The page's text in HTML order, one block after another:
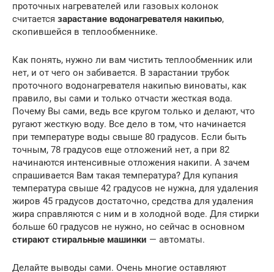
проточных нагревателей или газовых колонок
считается зарастание водонагревателя накипью,
скопившейся в теплообменнике.
Как понять, нужно ли вам чистить теплообменник или
нет, и от чего он забивается. В зарастании трубок
проточного водонагревателя накипью виноваты, как
правило, вы сами и только отчасти жесткая вода.
Почему Вы сами, ведь все кругом только и делают, что
ругают жесткую воду. Все дело в том, что начинается
при температуре воды свыше 80 градусов. Если быть
точным, 78 градусов еще отложений нет, а при 82
начинаются интенсивные отложения накипи. А зачем
спрашивается Вам такая температура? Для купания
температура свыше 42 градусов не нужна, для удаления
жиров 45 градусов достаточно, средства для удаления
жира справляются с ним и в холодной воде. Для стирки
больше 60 градусов не нужно, но сейчас в основном
стирают стиральные машинки — автоматы.
Делайте выводы сами. Очень многие оставляют